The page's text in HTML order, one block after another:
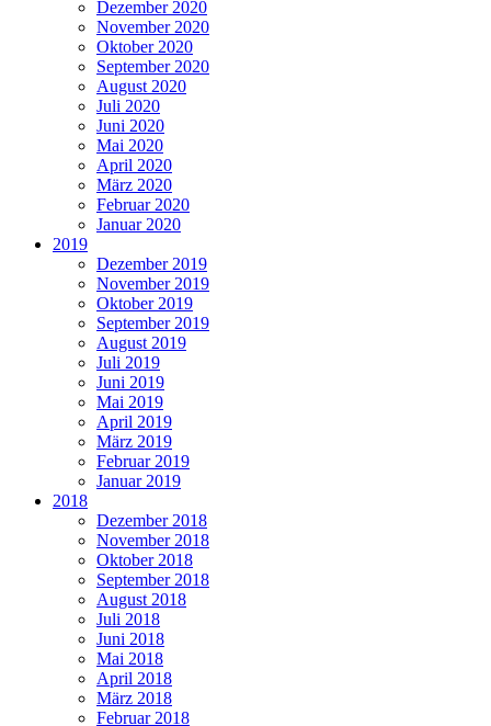
Dezember 2020
November 2020
Oktober 2020
September 2020
August 2020
Juli 2020
Juni 2020
Mai 2020
April 2020
März 2020
Februar 2020
Januar 2020
2019
Dezember 2019
November 2019
Oktober 2019
September 2019
August 2019
Juli 2019
Juni 2019
Mai 2019
April 2019
März 2019
Februar 2019
Januar 2019
2018
Dezember 2018
November 2018
Oktober 2018
September 2018
August 2018
Juli 2018
Juni 2018
Mai 2018
April 2018
März 2018
Februar 2018